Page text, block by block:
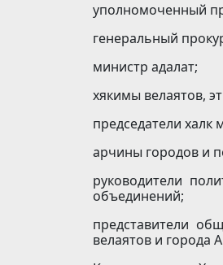
уполномоченный
генеральный
министр адалат;
хякимы велаятов,
председатели халк
арчины городов и
руководители
объединений;
представители
велаятов и города